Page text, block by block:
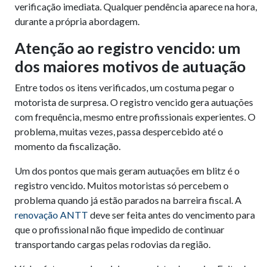
verificação imediata. Qualquer pendência aparece na hora,
durante a própria abordagem.
Atenção ao registro vencido: um
dos maiores motivos de autuação
Entre todos os itens verificados, um costuma pegar o
motorista de surpresa. O registro vencido gera autuações
com frequência, mesmo entre profissionais experientes. O
problema, muitas vezes, passa despercebido até o
momento da fiscalização.
Um dos pontos que mais geram autuações em blitz é o
registro vencido. Muitos motoristas só percebem o
problema quando já estão parados na barreira fiscal. A
renovação ANTT deve ser feita antes do vencimento para
que o profissional não fique impedido de continuar
transportando cargas pelas rodovias da região.